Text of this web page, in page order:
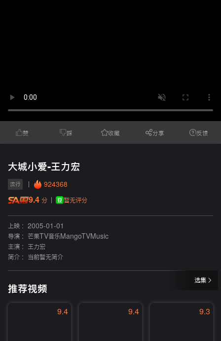
赞 踩 收藏 分享 反馈
大城小爱-王力宏
流行 924368
9.4 分 暂无评分
上映 :
2005-01-01
导演 :
芒果TV音乐MangoTVMusic
主演 :
王力宏
简介 :
当前暂无简介
选集
推荐视频
9.4 9.4 9.3